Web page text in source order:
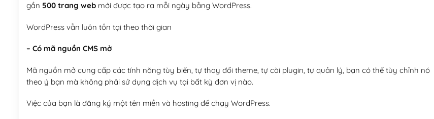
gần 500 trang webmới được tạo ra mỗi ngày bằng WordPress.
WordPress vẫn luôn tồn tại theo thời gian
– Có mã nguồn CMS mở
Mã nguồn mở cung cấp các tính năng tùy biến, tự thay đổi theme, tự cài plugin, tự quản lý, bạn có thể tùy chỉnh nó
theo ý bạn mà không phải sử dụng dịch vụ tại bất kỳ đơn vị nào.
Việc của bạn là đăng ký một tên miền và hosting để chạy WordPress.